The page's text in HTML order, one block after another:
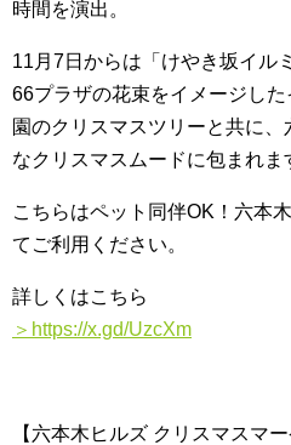
時間を演出。
11月7日からは「けやき坂イル
66プラザの花束をイメージし
園のクリスマスツリーと共に
なクリスマスムードに包まれま
こちらはペット同伴OK！六本
てご利用ください。
詳しくはこちら
＞https://x.gd/UzcXm
【六本木ヒルズ クリスマスマー